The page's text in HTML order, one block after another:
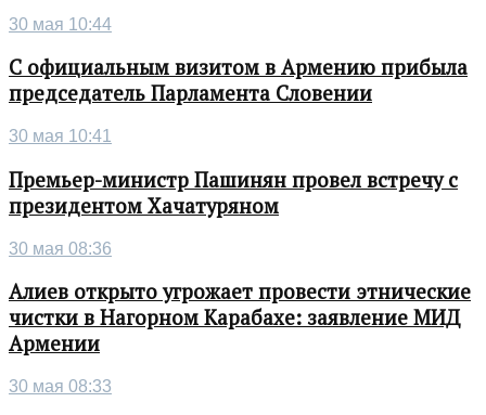
30 мая 10:44
С официальным визитом в Армению прибыла
председатель Парламента Словении
30 мая 10:41
Премьер-министр Пашинян провел встречу с
президентом Хачатуряном
30 мая 08:36
Алиев открыто угрожает провести этнические
чистки в Нагорном Карабахе: заявление МИД
Армении
30 мая 08:33